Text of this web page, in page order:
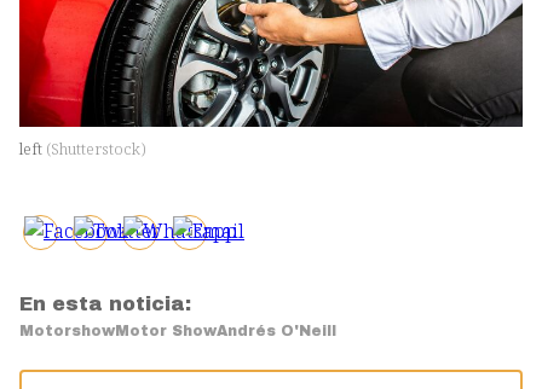
left (Shutterstock)
En esta noticia:
Motorshow Motor ShowAndrés O'Neill